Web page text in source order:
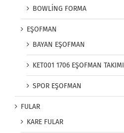
BOWLİNG FORMA
EŞOFMAN
BAYAN EŞOFMAN
KET001 1706 EŞOFMAN TAKIMI
SPOR EŞOFMAN
FULAR
KARE FULAR